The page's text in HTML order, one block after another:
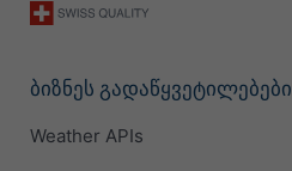
ბიზნეს გადაწყვეტილებები
Weather APIs